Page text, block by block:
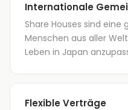
Internationale
Share Houses sind eine
Menschen aus aller
Leben in Japan
Flexible Verträge